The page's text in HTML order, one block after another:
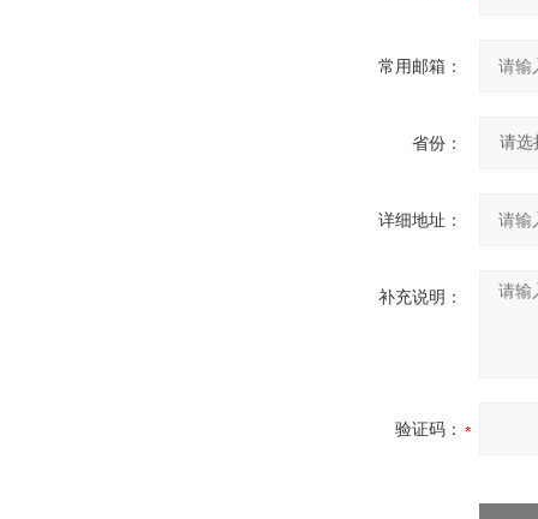
常用邮箱：
省份：
详细地址：
补充说明：
验证码：